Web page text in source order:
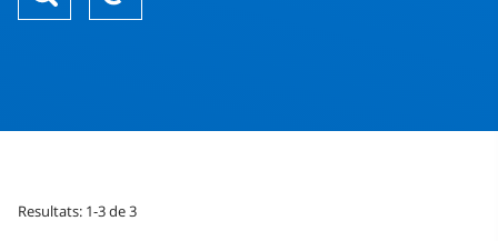
Resultats: 1-3 de 3